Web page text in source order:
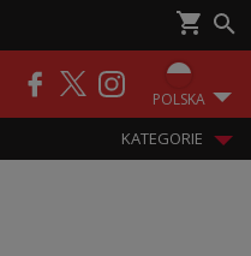
POLSKA
KATEGORIE